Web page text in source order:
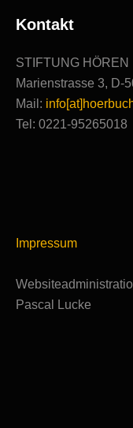
Kontakt
STIFTUNG HÖREN
Marienstrasse 3, D-
Mail:
Tel: 0221-95265018
Impressum
Pascal Lucke